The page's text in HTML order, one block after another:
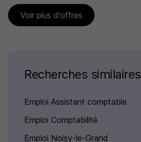
Voir plus d'offres
Recherches similaires
Emploi Assistant comptable
Emploi Comptabilité
Emploi Noisy-le-Grand